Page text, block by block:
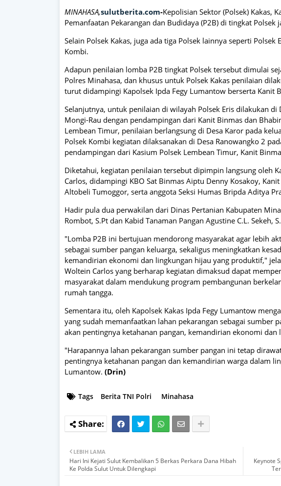
MINAHASA,sulutberita.com-Kepolisian Sektor (Polsek) Kakas,
Pemanfaatan Pekarangan dan Budidaya (P2B) di tingkat Polsek
Selain Polsek Kakas, juga ada tiga Polsek lainnya seperti Polsek
Kombi.
Adapun penilaian lomba P2B tingkat Polsek tersebut dimulai
Polres Minahasa, dan khusus untuk Polsek Kakas penilaian
turut didampingi Kapolsek Ipda Fegy Lumantow berserta Kanit
Selanjutnya, untuk penilaian di wilayah Polsek Eris dilakukan di
Mongi-Rau dengan pendampingan dari Kanit Binmas dan
Lembean Timur, penilaian berlangsung di Desa Karor pada
Polsek Kombi kegiatan dilaksanakan di Desa Ranowangko 2
pendampingan dari Kasium Polsek Lembean Timur, Kanit
Diketahui, kegiatan penilaian tersebut dipimpin langsung oleh
Carlos, didampingi KBO Sat Binmas Aiptu Denny Kosakoy,
Altobeli Tumoggor, serta anggota Seksi Humas Bripda Aditya
Hadir pula dua perwakilan dari Dinas Pertanian Kabupaten
Rombot, S.Pt dan Kabid Tanaman Pangan Agustine C.L. Sekeh,
"Lomba P2B ini bertujuan mendorong masyarakat agar lebih
sebagai sumber pangan keluarga, sekaligus meningkatkan
kemandirian ekonomi dan lingkungan hijau yang produktif,"
Woltein Carlos yang berharap kegiatan dimaksud dapat
masyarakat dalam mendukung program pembangunan
rumah tangga.
Sementara itu, oleh Kapolsek Kakas Ipda Fegy Lumantow
yang sudah memanfaatkan lahan pekarangan sebagai sumber
akan pentingnya ketahanan pangan, kemandirian ekonomi
"Harapannya lahan pekarangan sumber pangan ini tetap
pentingnya ketahanan pangan dan kemandirian warga dalam
Lumantow. (Drin)
Tags Berita TNI Polri Minahasa
Keynote
LEBIH LAMA
Hari Ini Kejati Sulut Kembalikan 5 Berkas Perkara Dana Hibah
Ke Polda Sulut Untuk Dilengkapi